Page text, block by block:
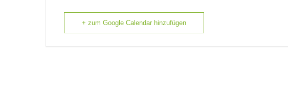
+ zum Google Calendar hinzufügen